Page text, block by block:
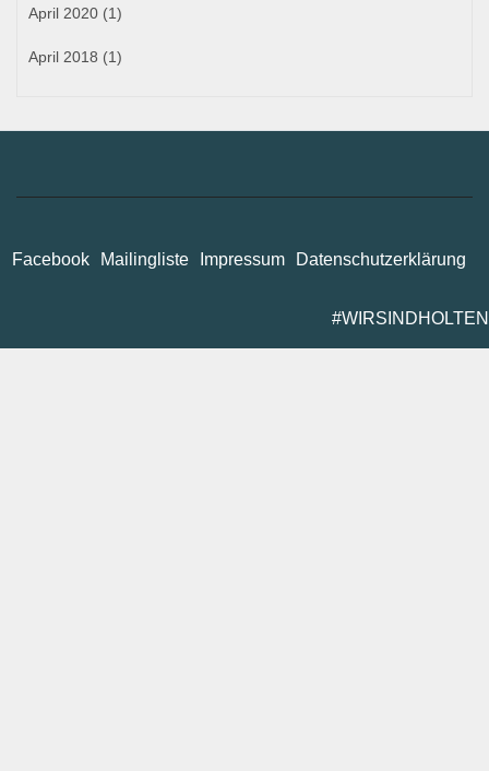
April 2020 (1)
April 2018 (1)
Facebook Mailingliste Impressum Datenschutzerklärung
#WIRSINDHOLTEN